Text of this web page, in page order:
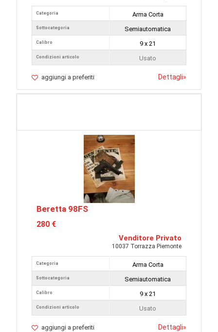
Categoria
Sottocategoria
Calibro
Condizioni articolo
Arma Corta
Semiautomatica
9 x 21
Usato
aggiungi a preferiti Dettagli»
Beretta 98FS
280 €
Venditore Privato
10037 Torrazza Piemonte
Categoria
Sottocategoria
Calibro
Condizioni articolo
Arma Corta
Semiautomatica
9 x 21
Usato
aggiungi a preferiti Dettagli»